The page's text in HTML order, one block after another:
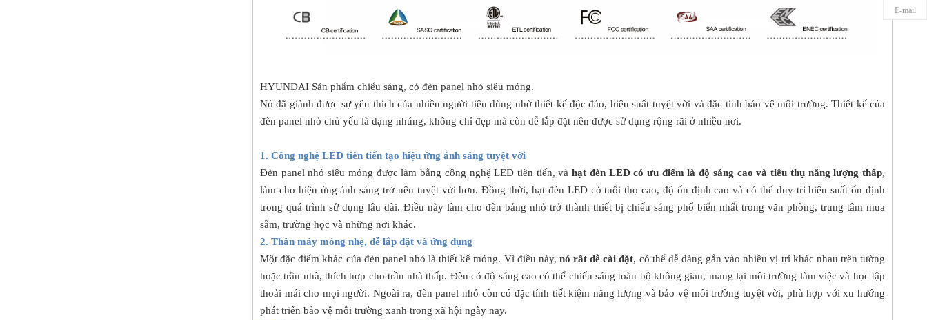
HYUNDAI Sản phẩm chiếu sáng, có đèn panel nhỏ siêu mỏng.
Nó đã giành được sự yêu thích của nhiều người tiêu dùng nhờ thiết kế độc đáo, hiệu suất tuyệt vời và đặc tính bảo vệ môi trường. Thiết kế của
đèn panel nhỏ chủ yếu là dạng nhúng, không chỉ đẹp mà còn dễ lắp đặt nên được sử dụng rộng rãi ở nhiều nơi.
1. Công nghệ LED tiên tiến tạo hiệu ứng ánh sáng tuyệt vời
Đèn panel nhỏ siêu mỏng được làm bằng công nghệ LED tiên tiến, vàhạt đèn LED có ưu điểm là độ sáng cao và tiêu thụ năng lượng thấp,
làm cho hiệu ứng ánh sáng trở nên tuyệt vời hơn. Đồng thời, hạt đèn LED có tuổi thọ cao, độ ổn định cao và có thể duy trì hiệu suất ổn định
trong quá trình sử dụng lâu dài. Điều này làm cho đèn bảng nhỏ trở thành thiết bị chiếu sáng phổ biến nhất trong văn phòng, trung tâm mua
sắm, trường học và những nơi khác.
2. Thân máy mỏng nhẹ, dễ lắp đặt và ứng dụng
Một đặc điểm khác của đèn panel nhỏ là thiết kế mỏng. Vì điều này, nó rất dễ cài đặt, có thể dễ dàng gắn vào nhiều vị trí khác nhau trên tường
hoặc trần nhà, thích hợp cho trần nhà thấp. Đèn có độ sáng cao có thể chiếu sáng toàn bộ không gian, mang lại môi trường làm việc và học tập
thoải mái cho mọi người. Ngoài ra, đèn panel nhỏ còn có đặc tính tiết kiệm năng lượng và bảo vệ môi trường tuyệt vời, phù hợp với xu hướng
phát triển bảo vệ môi trường xanh trong xã hội ngày nay.
E-mail